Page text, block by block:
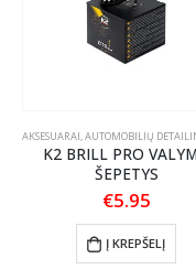
PRIEŽIŪRA
AKSESUARAI,AUTOMOBILIŲ
K2 BRILL PRO
ŠEPETYS
€5.95
Į KREPŠELĮ